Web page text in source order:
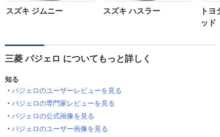
スズキ ジムニー スズキ ハスラー
ト
ッド
三菱 パジェロ についてもっと詳しく
知る
パジェロのユーザーレビューを見る
パジェロの専門家レビューを見る
パジェロの公式画像を見る
パジェロのユーザー画像を見る